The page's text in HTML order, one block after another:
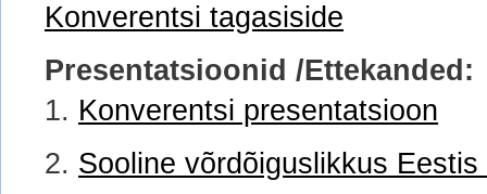
Konverentsi tagasiside
Presentatsioonid /Ettekanded:
1. Konverentsi presentatsioon
2. Sooline võrdõiguslikkus